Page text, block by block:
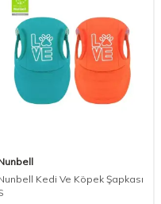
Kedi Ve Köpek Şapkası